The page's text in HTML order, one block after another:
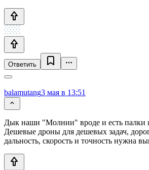
Ответить
balamutang3 мая в 13:51
Дык наши "Молнии" вроде и есть палки
Дешевые дроны для дешевых задач,
дальность, скорость и точность нужна